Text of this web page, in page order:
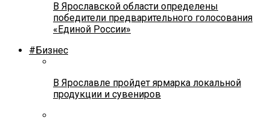
В Ярославской области определены
победители предварительного голосования
«Единой России»
#Бизнес
В Ярославле пройдет ярмарка локальной
продукции и сувениров